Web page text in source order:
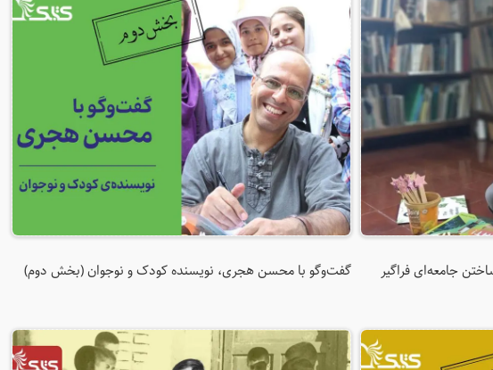
جامعه‌ای فراگیر
گفت‌و‌گو با محسن هجری، نویسنده کودک و نوجوان (بخش دوم)